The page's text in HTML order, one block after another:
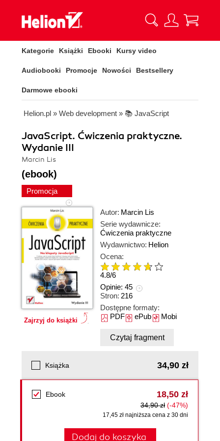
Kategorie Książki Ebooki Kursy video
Audiobooki Promocje Nowości Bestsellery
Darmowe ebooki
Helion.pl » Web development » 📚 JavaScript
JavaScript. Ćwiczenia praktyczne.
Wydanie III
Marcin Lis
(ebook)
Promocja
Zajrzyj do książki
Autor: Marcin Lis
Serie wydawnicze:
Ćwiczenia praktyczne
Wydawnictwo: Helion
Ocena:
4.8/6
Opinie: 45
Stron: 216
Dostępne formaty:
PDFePubMobi
Czytaj fragment
Książka 34,90 zł
Ebook 18,50 zł
34,90 zł (-47%)
17,45 zł najniższa cena z 30 dni
Dodaj do koszyka